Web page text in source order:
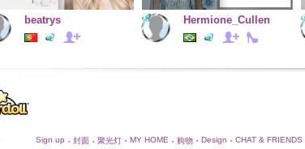
beatrys Hermione_Cullen
Sign up • 封面 • 聚光灯 • MY HOME • 购物 • Design • CHAT & FRIENDS